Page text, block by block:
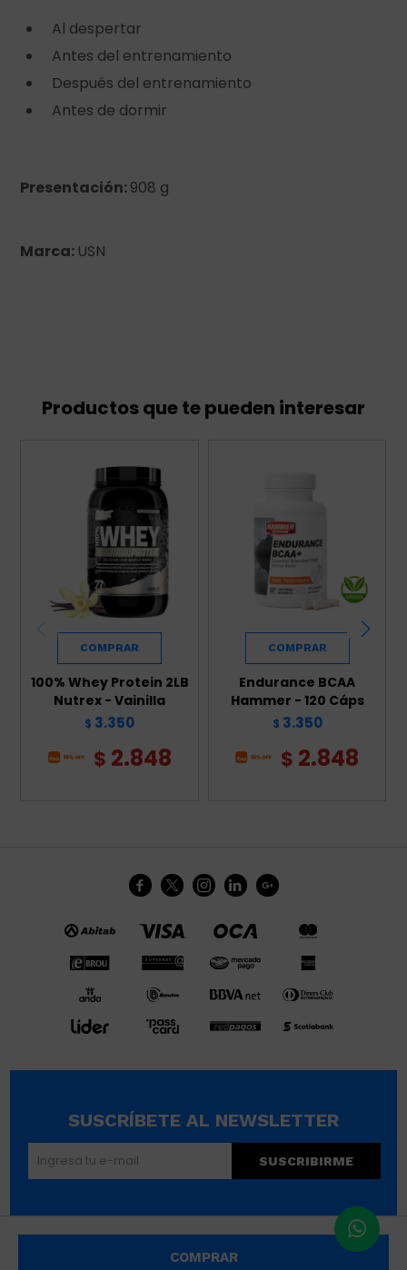
COMPRAR
Al despertar
Antes del entrenamiento
Después del entrenamiento
Antes de dormir
Presentación:908 g
Marca: USN
Productos que te pueden interesar
100% Whey Protein 2LB
Nutrex - Vainilla
$ 3.350
$ 2.848
Endurance BCAA
Hammer - 120 Cáps
$ 3.350
$ 2.848
    
SUSCRÍBETE AL NEWSLETTER
SUSCRIBIRME
© Copyright 2026 / Wikimúsculos | Wimucon Uruguay SRL